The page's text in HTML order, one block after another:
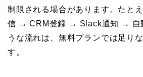
制限される場合があります。たと
信 → CRM登録 → Slack通知 → 自
うな流れは、無料プランでは足り
す。